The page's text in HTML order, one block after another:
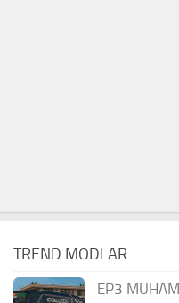
TREND MODLAR
EP3